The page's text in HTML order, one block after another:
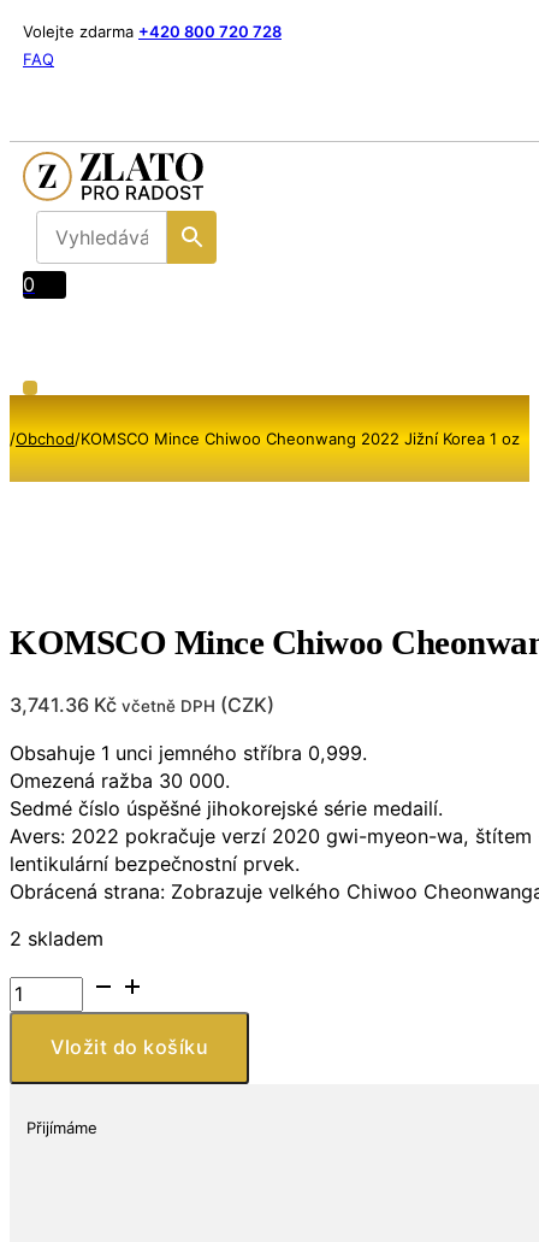
Volejte zdarma +420 800 720 728
FAQ
0
/Obchod/KOMSCO Mince Chiwoo Cheonwang 2022 Jižní Korea 1 oz
KOMSCO Mince Chiwoo
3,741.36 Kč včetně DPH (CZK)
Obsahuje 1 unci jemného stříbra 0,999.
Omezená ražba 30 000.
Sedmé číslo úspěšné jihokorejské série medailí.
Avers: 2022 pokračuje verzí 2020 gwi-myeon-wa,
lentikulární bezpečnostní prvek.
Obrácená strana: Zobrazuje velkého Chiwoo
2 skladem
KOMSCO
Mince
Chiwoo
Jižní
Vložit do košíku
Přijímáme